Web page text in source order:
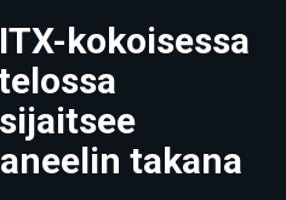
kokoisessa
takana